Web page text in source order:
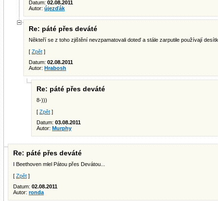
Datum: 02.08.2011
Autor: újezďák
Re: páté přes deváté
Někteří se z toho zjištění nevzpamatovali doteď a stále zarputile používají
[ Zpět ]
Datum: 02.08.2011
Autor: Hrabosh
Re: páté přes deváté
8-)))
[ Zpět ]
Datum: 03.08.2011
Autor: Murphy
Re: páté přes deváté
I Beethoven mlel Pátou přes Devátou...
[ Zpět ]
Datum: 02.08.2011
Autor: ronda